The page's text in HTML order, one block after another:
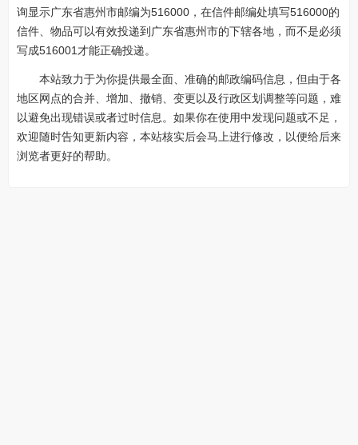
询显示广东省惠州市邮编为516000，在信件邮编处填写516000的
信件、物品可以有效投递到广东省惠州市的下辖各地，而不是必须
写成516001才能正确投递。
本站致力于为你提供最全面、准确的邮政编码信息，但由于各
地区网点的合并、增加、撤销、变更以及行政区划调整等问题，难
以避免出现错误或者过时信息。如果你在使用中发现问题或不足，
欢迎随时告知更新内容，本站核实后会马上进行修改，以便给后来
浏览者更好的帮助。